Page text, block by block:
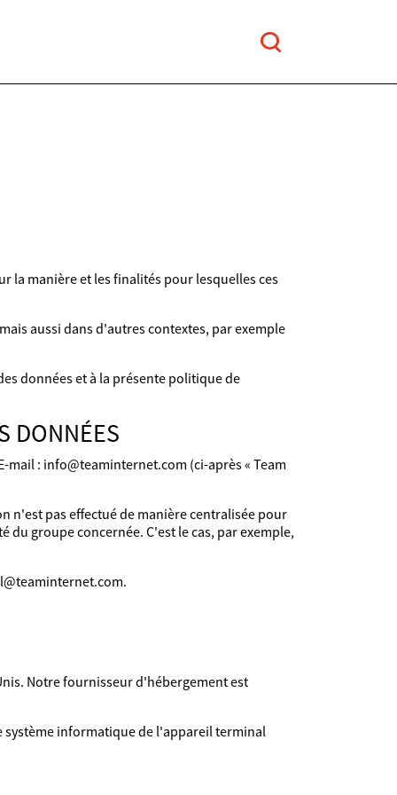
la manière et les finalités pour lesquelles ces
aussi dans d'autres contextes, par exemple
données et à la présente politique de
DONNÉES
mail : info@teaminternet.com (ci-après « Team
n'est pas effectué de manière centralisée pour
groupe concernée. C'est le cas, par exemple,
Notre fournisseur d'hébergement est
système informatique de l'appareil terminal